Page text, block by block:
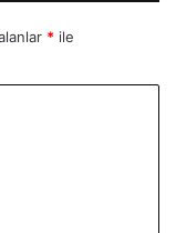
* ile